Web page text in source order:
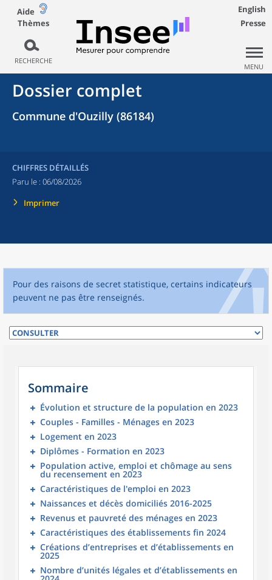
Aide
Thèmes
RECHERCHE
English
Presse
MENU
Dossier complet
Commune d'Ouzilly (86184)
CHIFFRES DÉTAILLÉS
Paru le : 06/08/2026
Imprimer
Pour des raisons de secret statistique, certains indicateurs
peuvent ne pas être renseignés.
Sommaire
Évolution et structure de la population en 2023
Couples - Familles - Ménages en 2023
Logement en 2023
Diplômes - Formation en 2023
Population active, emploi et chômage au sens
du recensement en 2023
Caractéristiques de l'emploi en 2023
Naissances et décès domiciliés 2016-2025
Revenus et pauvreté des ménages en 2023
Caractéristiques des établissements fin 2024
Créations d’entreprises et d’établissements en
2025
Nombre d’unités légales et d’établissements en